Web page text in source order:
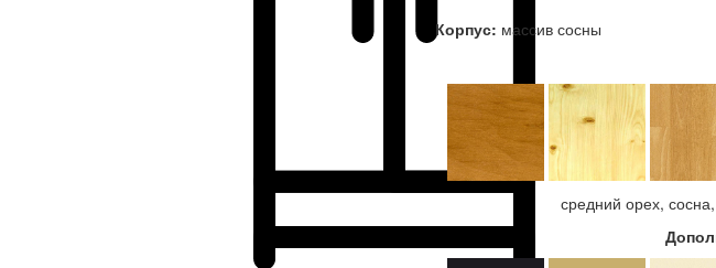
Корпус: массив сосны
средний орех,